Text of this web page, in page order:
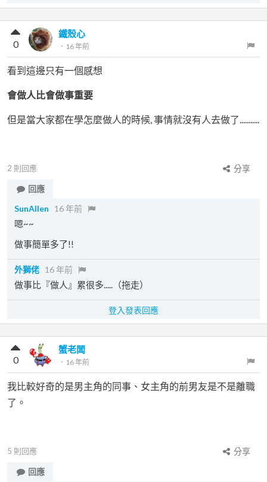
鐵殼心
． 16 年前
0
看到這邊只有一個感想
會做人比會做事重要
但是當大家都在學怎麼做人的時候, 事情就沒有人去做了...........
2 則回應
分享
回應
SunAllen
16 年前
嗯~~
做事簡單多了!!
外獅佬 16 年前
做事比『做人』累很多.....（拖走）
登入發表回應
蟹老闆
． 16 年前
0
我比較好奇的是男主角的同事、女主角的前男友是不是離職
了。
5 則回應
分享
回應